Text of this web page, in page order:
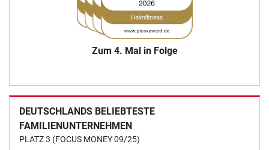
Zum 4. Mal in Folge
DEUTSCHLANDS BELIEBTESTE
FAMILIENUNTERNEHMEN
PLATZ 3 (FOCUS MONEY 09/25)